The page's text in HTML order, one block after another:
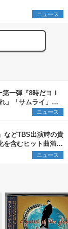
ニュース
一弾『8時だヨ！
」「サムライ」な
ニュース
などTBS出演時の貴
含むヒット曲満載
ニュース